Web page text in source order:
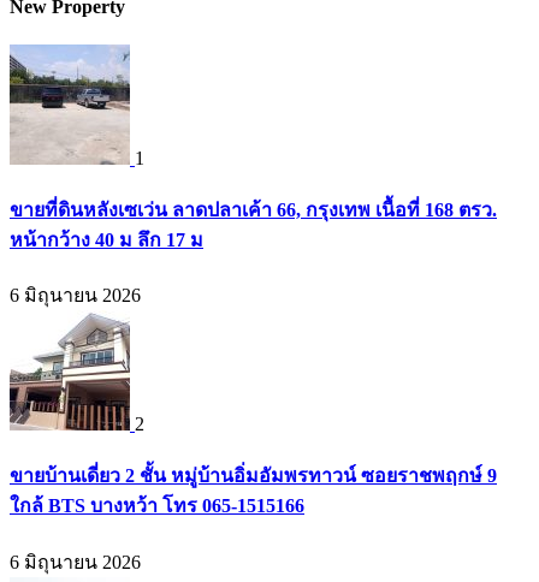
New Property
1
ขายที่ดินหลังเซเว่น ลาดปลาเค้า 66, กรุงเทพ เนื้อที่ 168 ตรว.
หน้ากว้าง 40 ม ลึก 17 ม
6 มิถุนายน 2026
2
ขายบ้านเดี่ยว 2 ชั้น หมู่บ้านอิ่มอัมพรทาวน์ ซอยราชพฤกษ์ 9
ใกล้ BTS บางหว้า โทร 065-1515166
6 มิถุนายน 2026